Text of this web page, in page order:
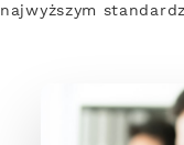
najwyższym